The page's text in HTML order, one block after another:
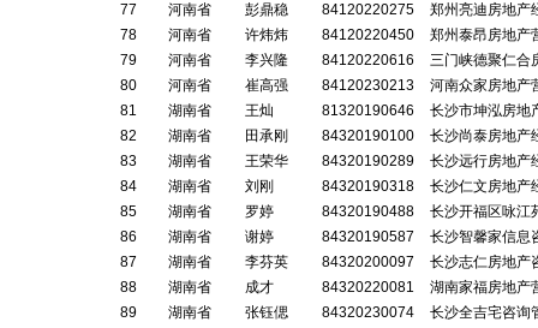
77
河南省 彭鼎稳 84120220275
郑州亮迪房地产
78
河南省 许炜炜 84120220450
郑州泰昂房地产
79
河南省 李兴隆 84120220616
三门峡德聚仁合
80
河南省 崔高强 84120230213
河南众家房地产
81
湖南省 王灿 81320190646
长沙市坤泓房地
82
湖南省 田承刚 84320190100
长沙尚泰房地产
83
湖南省 王荣华 84320190289
长沙远行房地产
84
湖南省 刘刚 84320190318
长沙仁文房地产
85
湖南省 罗婷 84320190488
长沙开福区咏江
86
湖南省 谢婷 84320190587
长沙智馨家信息
87
湖南省 李芬英 84320200097
长沙志仁房地产
88
湖南省 成才 84320220081
湖南家福房地产
89
湖南省 张钰偲 84320230074
长沙全吉宅咨询